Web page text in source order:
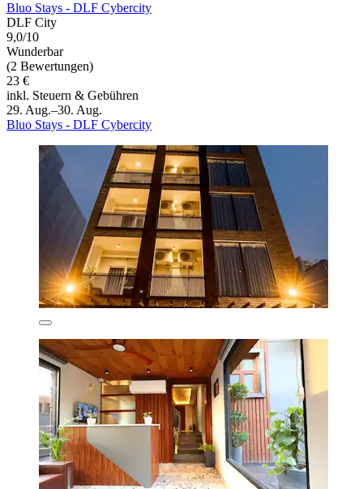
Bluo Stays - DLF Cybercity
DLF City
9,0/10
Wunderbar
(2 Bewertungen)
23 €
inkl. Steuern & Gebühren
29. Aug.–30. Aug.
Bluo Stays - DLF Cybercity